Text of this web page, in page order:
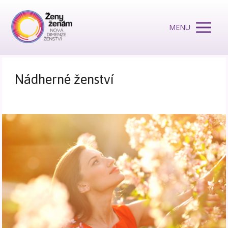
MENU
Nádherné ženství